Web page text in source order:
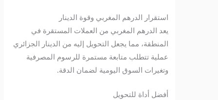
استقرار الدرهم المغربي وقوة الدينار
يعد الدرهم المغربي من العملات المستقرة في
المنطقة، مما يجعل التحويل إليه من الدينار الجزائري
عملية تتطلب متابعة مستمرة للرسوم المصرفية
وتغيرات السوق اليومية لضمان الدقة.
أفضل أداة للتحويل